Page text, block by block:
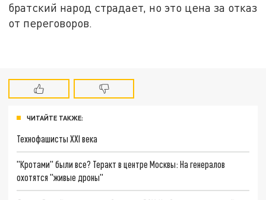
братский народ страдает, но это цена за отказ
от переговоров.
ЧИТАЙТЕ ТАКЖЕ:
Технофашисты XXI века
"Кротами" были все? Теракт в центре Москвы: На генералов
охотятся "живые дроны"